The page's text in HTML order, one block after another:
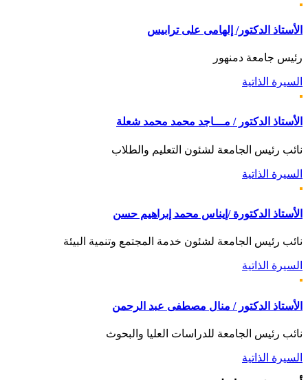
الأستاذ الدكتور/ إلهامى على ترابيس
رئيس جامعة دمنهور
السيرة الذاتية
الأستاذ الدكتور / مـــاجد محمد محمد شعلة
نائب رئيس الجامعة لشئون التعليم والطلاب
السيرة الذاتية
الأستاذ الدكتورة /إيناس محمد إبراهيم حسن
نائب رئيس الجامعة لشئون خدمة المجتمع وتنمية البيئة
السيرة الذاتية
الأستاذ الدكتور / منال مصطفى عبد الرحمن
نائب رئيس الجامعة للدراسات العليا والبحوث
السيرة الذاتية